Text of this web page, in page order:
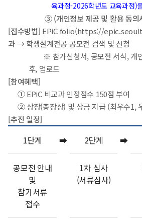
육과정-2026학년도 교육과정)
③ (개인정보 제공 및 활용 동의
[접수방법] EPiC folio(https://
과 → 학생설계전공 공모전 검색 및 신청
※ 참가신청서, 공모전 서식, 개인
후, 업로드
[참여혜택]
①EPiC 비교과 인정점수 150점 부여
② 상장(총장상) 및 상금 지급 (최우수1,
[추진 일정]
1단계 ➡ 2단계 ➡
공모전 안내
및
참가서류
접수
1차 심사
(서류심사)